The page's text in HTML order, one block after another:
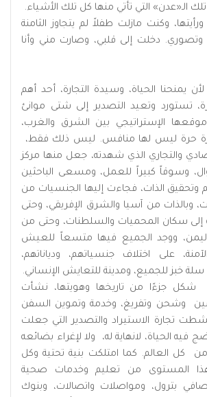
الـ«عدن» التي تأتي منها كل تلك الأشياء.
وكنت مازلت طفلاً لم يتجاوز الثامنة
وتصوري. دخلت إلى قلبي، وصارت مني وأنا
يمنحنا الحياة، وسيدة التجارة، أحد أهم
تستورد وتعيد التصدير إلى شتى موانئ
موقعها الإستراتيجي بين الشرق والغرب،
حرة ليس لها منافس. ليس ذلك فقط،
والتجاري الذي شهدته، جعل منها مركز
وسوقاً كبيراً للعمل، ومسعى الباحثين
وتحقيق الذات، فجاءت إليها الجنسيات من
وبالذات من آسيا والشرق الإفريقي، وحتى
إلى سكان المحميات والسلطنات، وحتى من
ووجد الجميع فيها متسعاً للعيش
على اختلاف جنسياتهم، ودياناتهم،
خبز للجميع، ومدينة للتعايش الإنساني.
شكل جزءًا من تاريخها وهويتها، نشأت
وشحن وتفريغ، وخدمة وتموين السفن
ونشطت تجارة الاستيراد والتصدير التي جعلت
فيه الحياة، لانهاية له، ولا لإغراء بضائعه
من كل العالم. كما امتلكت بنية تحتية وكل
بهذا المستوى من تعليم وخدمات صحية
بترول، ومواصلات واتصالات، وبنوك